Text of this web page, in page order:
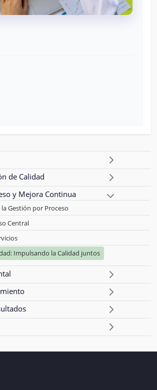
de Calidad
y Mejora Continua
Gestión por Proceso
Central
Impulsando la Calidad juntos